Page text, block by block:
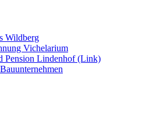
Wildberg
Vichelarium
Pension Lindenhof (Link)